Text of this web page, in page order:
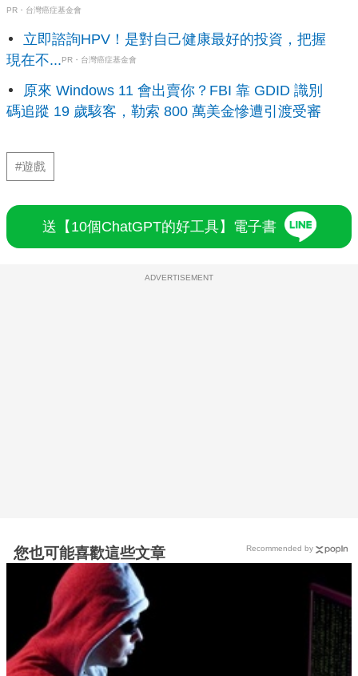
PR・台灣癌症基金會
立即諮詢HPV！是對自己健康最好的投資，把握
現在不...PR・台灣癌症基金會
原來 Windows 11 會出賣你？FBI 靠 GDID 識別
碼追蹤 19 歲駭客，勒索 800 萬美金慘遭引渡受審
#遊戲
送【10個ChatGPT的好工具】電子書
ADVERTISEMENT
您也可能喜歡這些文章 Recommended by